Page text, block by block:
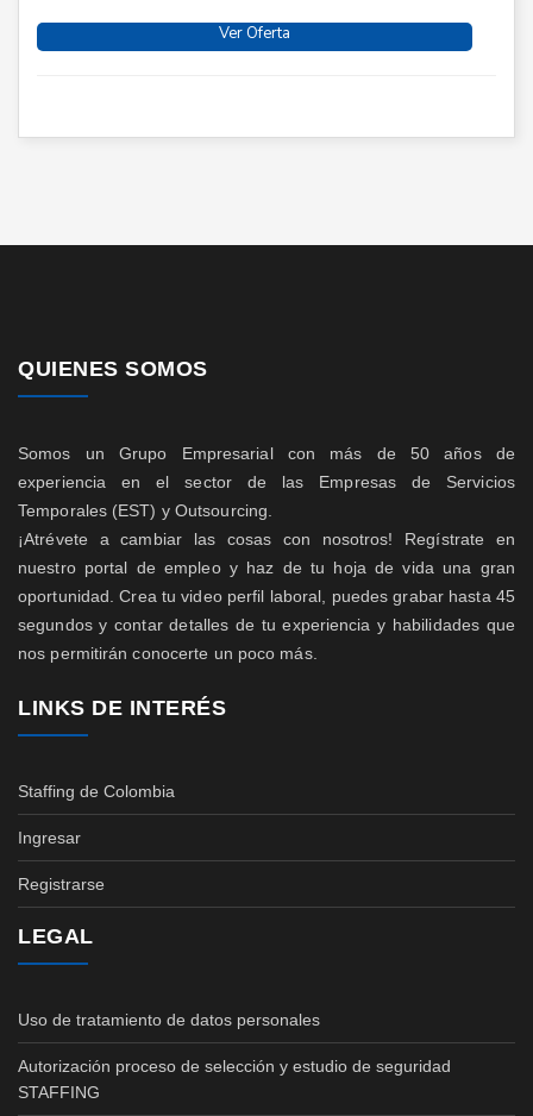
Ver Oferta
QUIENES SOMOS
Somos un Grupo Empresarial con más de 50 años de
experiencia en el sector de las Empresas de Servicios
Temporales (EST) y Outsourcing.
¡Atrévete a cambiar las cosas con nosotros! Regístrate en
nuestro portal de empleo y haz de tu hoja de vida una gran
oportunidad. Crea tu video perfil laboral, puedes grabar hasta 45
segundos y contar detalles de tu experiencia y habilidades que
nos permitirán conocerte un poco más.
LINKS DE INTERÉS
Staffing de Colombia
Ingresar
Registrarse
LEGAL
Uso de tratamiento de datos personales
Autorización proceso de selección y estudio de seguridad
STAFFING